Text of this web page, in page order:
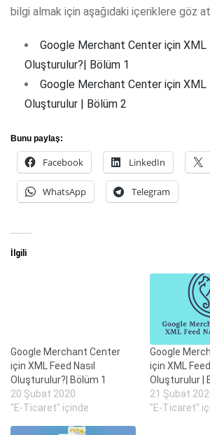
bilgi almak için aşağıdaki içeriklere göz
Google Merchant Center için XML
Oluşturulur?| Bölüm 1
Google Merchant Center için XML
Oluşturulur | Bölüm 2
Bunu paylaş:
Facebook LinkedIn
WhatsApp Telegram
İlgili
Google Merchant Center
için XML Feed Nasıl
Oluşturulur?| Bölüm 1
20 Şubat 2020
"E-Ticaret" içinde
Google
için XML Feed
Oluşturulur |
21 Şubat
"E-Ticaret"